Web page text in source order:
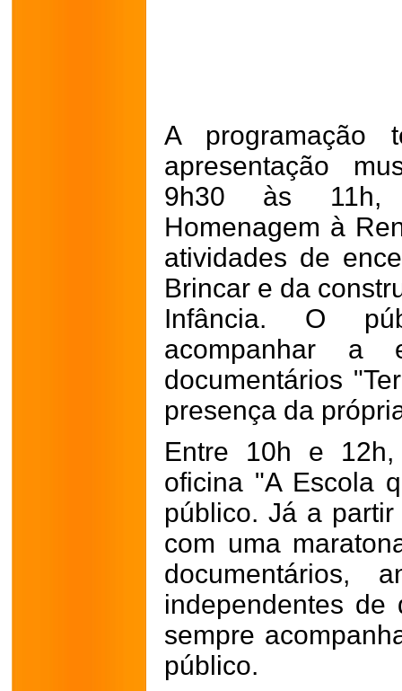
A
apresentação
9h30 às 11h,
Homenagem à
atividades de
Brincar e da
Infância. O
acompanhar a
documentários
presença da
Entre 10h e
oficina "A Escola
público. Já a
com uma
documentários,
independentes de
sempre
público.